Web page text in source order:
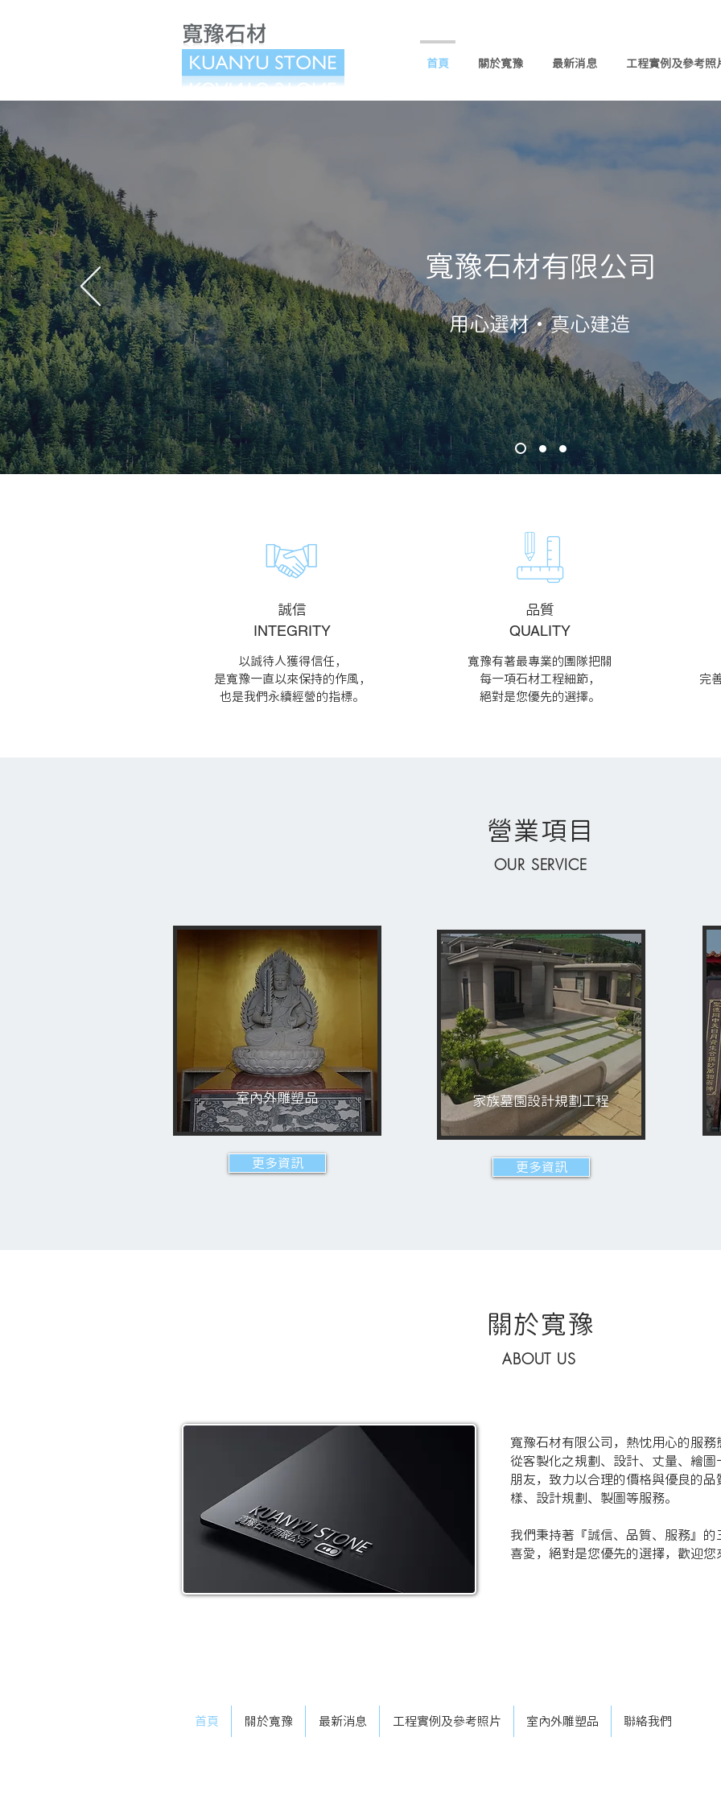
首頁 關於寬豫 最新消息 工程實例及參考照
寬豫石材有限公司
用心選材・真心建造
​誠信
INTEGRITY
​品質
QUALITY
以誠待人獲得信任，
是寬豫一直以來保持的作風，
也是我們永續經營的指標。
寬豫有著最專業的團隊把關
每一項石材工程細節，
絕對是您優先的選擇。
完
營業項目
OUR SERVICE
室內外雕塑品
更多資訊
家族墓園設計規劃工程
更多資訊
關於寬豫
ABOUT US
寬豫石材有限公司，熱忱用心的服
從客製化之規劃、設計、丈量、繪
朋友，致力以合理的價格與優良的
樣、設計規劃、製圖等服務。
我們秉持著『誠信、品質、服務』
喜愛，絕對是您優先的選擇，歡迎
首頁 關於寬豫 最新消息 工程實例及參考照片 室內外雕塑品 聯絡我們